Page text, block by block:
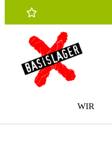
Hauptinhalt springen
Zur Suche springen
Zur Hauptnavigation
WIR